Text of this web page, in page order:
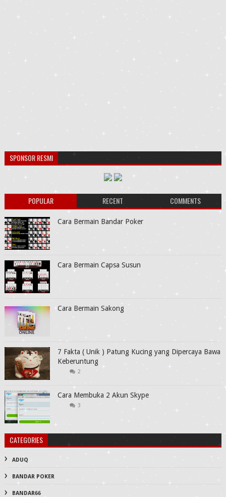
SPONSOR RESMI
POPULAR RECENT COMMENTS
Cara Bermain Bandar Poker
Cara Bermain Capsa Susun
Cara Bermain Sakong
7 Fakta ( Unik ) Patung Kucing yang Dipercaya Bawa
Keberuntung
2
Cara Membuka 2 Akun Skype
3
CATEGORIES
ADUQ
BANDAR POKER
BANDAR66